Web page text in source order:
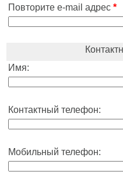
Повторите e-mail адрес *
Имя:
Контактный телефон:
Мобильный телефон: